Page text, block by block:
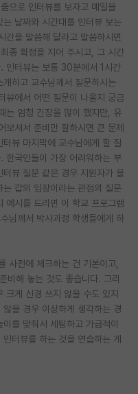
으로 인터뷰를 보자고 메일을
날짜와 시간대를 인터뷰 보는
간을 말씀해 달라고 말씀하시면
종 확정을 지어 주시고, 그 시간
인터뷰는 보통 30분에서 1시간
하고 교수님께서 질문하시는
뷰에서 어떤 질문이 나올지 궁금
는 엄청 긴장을 많이 했지만, 유
보셔서 준비만 잘하시면 큰 문제
뷰 마지막에 교수님에게 할 질
한국인들이 가장 어려워하는 부
뷰 질문 같은 경우 지원자가 을
갑의 입장이라는 관점의 질문
예시를 드리면 이 학교 프로그램
님께서 박사과정 학생들에게 하
사전에 체크하는 건 기본이고,
비해 놓는 것도 좋습니다. 그리
크게 신경 쓰지 않을 수도 있지
을 경우 이상하게 생각하는 경
를 맞춰서 세팅하고 가급적이
터뷰를 하는 것을 연습하는 게